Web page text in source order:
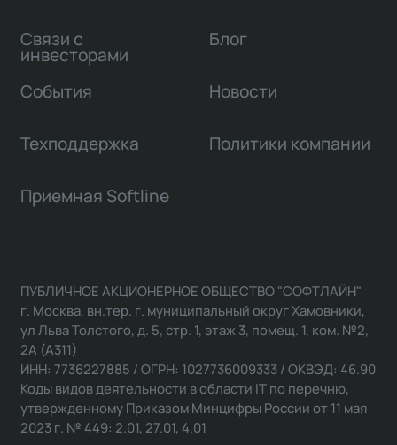
Связи с
инвесторами
Блог
События Новости
Техподдержка Политики компании
Приемная Softline
ПУБЛИЧНОЕ АКЦИОНЕРНОЕ ОБЩЕСТВО "СОФТЛАЙН"
г. Москва, вн.тер. г. муниципальный округ Хамовники,
ул Льва Толстого, д. 5, стр. 1, этаж 3, помещ. 1, ком. №2,
2А (А311)
ИНН: 7736227885 / ОГРН: 1027736009333 / ОКВЭД: 46.90
Коды видов деятельности в области IT по перечню,
утвержденному Приказом Минцифры России от 11 мая
2023 г. № 449: 2.01, 27.01, 4.01